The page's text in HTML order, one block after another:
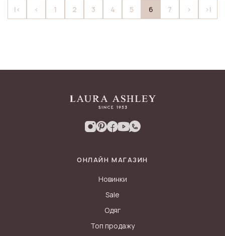
|< < 1 2 3 4 5 6 7 > >|
ОНЛАЙН МАГАЗИН
Новинки
Sale
Одяг
Топ продажу